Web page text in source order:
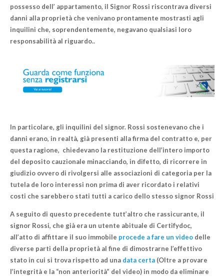
possesso dell’ appartamento, il Signor Rossi riscontrava diversi
danni alla proprietàche venivano prontamente mostrasti agli
inquilini che, soprendentemente, negavano qualsiasi loro
responsabilità al riguardo..
In particolare, gli inquilini del signor. Rossi sostenevano che i
danni erano, in realtà, già presenti alla firma del contrattoe, per
questa ragione, chiedevano la restituzione dell’intero importo
del deposito cauzionale minacciando, in difetto, di ricorrere in
giudizio ovvero di rivolgersi alle associazioni di categoria per la
tutela de loro interessi non prima di aver ricordato i relativi
costi che sarebbero stati tutti a carico dello stesso signor Rossi
A seguito di questo precedente tutt’altro che rassicurante, il
signor Rossi, che già era un utente abituale di Certifydoc,
all’atto di affittare il suo immobile procede a fare un video delle
diverse parti della proprietà al fine di dimostrarne l’effettivo
stato in cui si trovarispetto ad una data certa(Oltre a provare
l’integrità e la “non anteriorità” del video) in modo da eliminare